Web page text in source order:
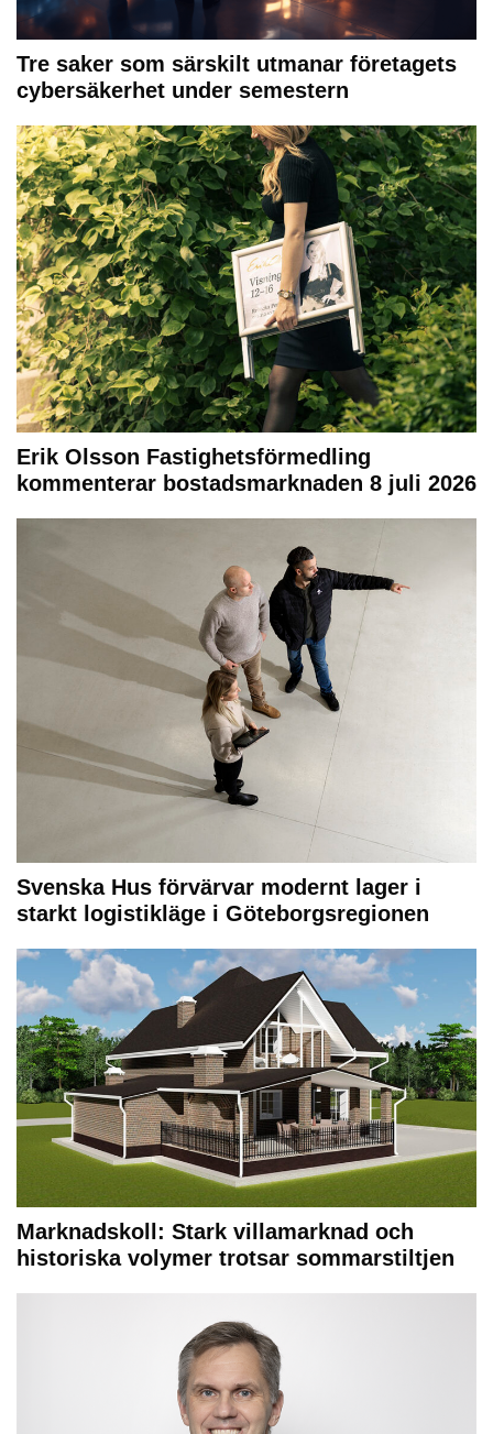
Tre saker som särskilt utmanar företagets
cybersäkerhet under semestern
Erik Olsson Fastighetsförmedling
kommenterar bostadsmarknaden 8 juli 2026
Svenska Hus förvärvar modernt lager i
starkt logistikläge i Göteborgsregionen
Marknadskoll: Stark villamarknad och
historiska volymer trotsar sommarstiltjen